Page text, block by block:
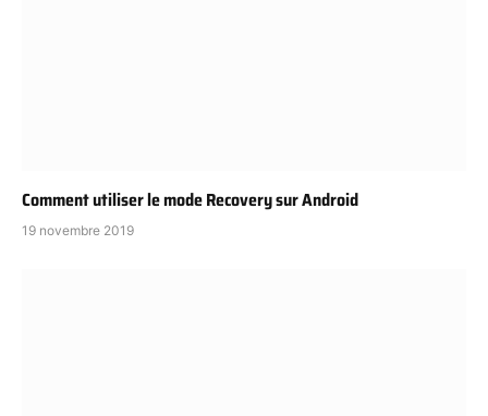
Comment utiliser le mode Recovery sur Android
19 novembre 2019